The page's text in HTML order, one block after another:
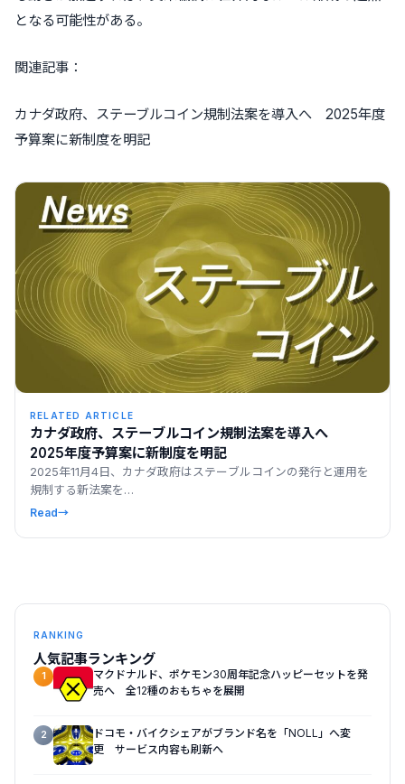
となる可能性がある。
関連記事：
カナダ政府、ステーブルコイン規制法案を導入へ 2025年度
予算案に新制度を明記
RELATED ARTICLE
カナダ政府、ステーブルコイン規制法案を導入へ
2025年度予算案に新制度を明記
2025年11月4日、カナダ政府はステーブルコインの発行と運用を
規制する新法案を…
Read→
RANKING
人気記事ランキング
1
マクドナルド、ポケモン30周年記念ハッピーセットを発
売へ 全12種のおもちゃを展開
2
ドコモ・バイクシェアがブランド名を「NOLL」へ変
更 サービス内容も刷新へ